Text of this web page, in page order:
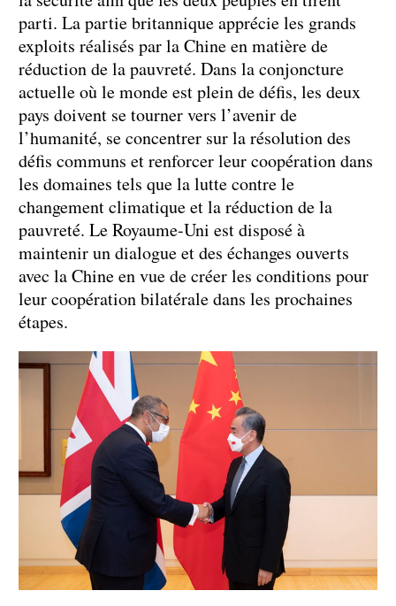
parti. La partie britannique apprécie les grands
exploits réalisés par la Chine en matière de
réduction de la pauvreté. Dans la conjoncture
actuelle où le monde est plein de défis, les deux
pays doivent se tourner vers l’avenir de
l’humanité, se concentrer sur la résolution des
défis communs et renforcer leur coopération dans
les domaines tels que la lutte contre le
changement climatique et la réduction de la
pauvreté. Le Royaume-Uni est disposé à
maintenir un dialogue et des échanges ouverts
avec la Chine en vue de créer les conditions pour
leur coopération bilatérale dans les prochaines
étapes.